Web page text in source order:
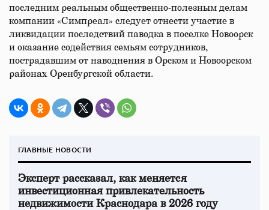
последним реальным общественно-полезным делам
компании «Симпреал» следует отнести участие в
ликвидации последствий паводка в поселке Новоорск
и оказание содействия семьям сотрудников,
пострадавшим от наводнения в Орском и Новоорском
районах Оренбургской области.
ГЛАВНЫЕ НОВОСТИ
Эксперт рассказал, как меняется
инвестиционная привлекательность
недвижимости Краснодара в 2026 году